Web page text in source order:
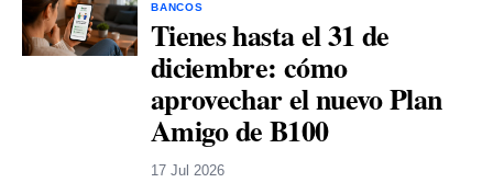
BANCOS
Tienes hasta el 31 de
diciembre: cómo
aprovechar el nuevo Plan
Amigo de B100
17 Jul 2026